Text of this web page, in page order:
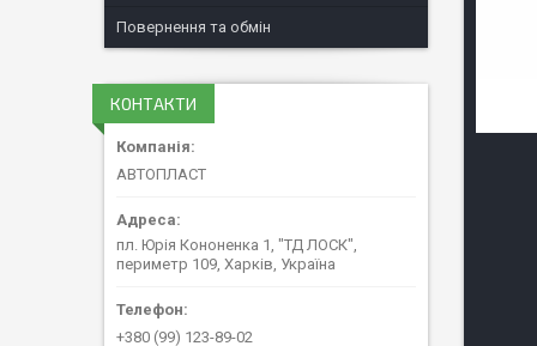
Повернення та обмін
КОНТАКТИ
АВТОПЛАСТ
пл. Юрія Кононенка 1, "ТД ЛОСК",
периметр 109, Харків, Україна
+380 (99) 123-89-02